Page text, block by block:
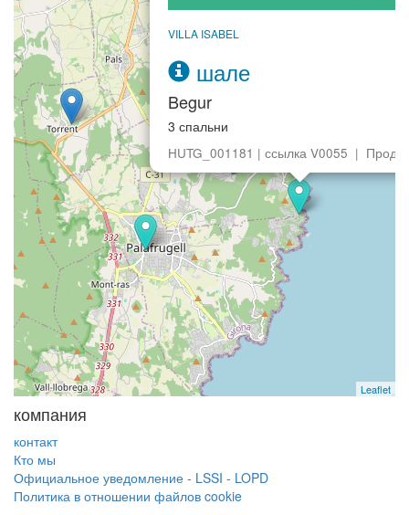
VILLA ISABEL
шале
Begur
3 спальни
HUTG_001181 | ссылка V0055 |
Leaflet
компания
контакт
Кто мы
Официальное уведомление - LSSI - LOPD
Политика в отношении файлов cookie